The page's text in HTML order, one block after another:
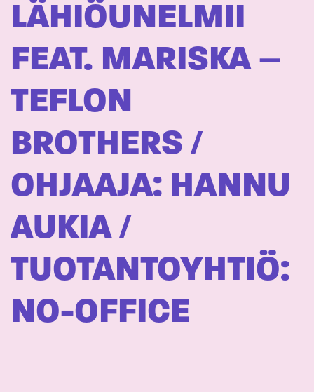
LÄHIÖUNELMII
FEAT. MARISKA –
TEFLON
BROTHERS /
OHJAAJA: HANNU
AUKIA /
TUOTANTOYHTIÖ:
NO-OFFICE